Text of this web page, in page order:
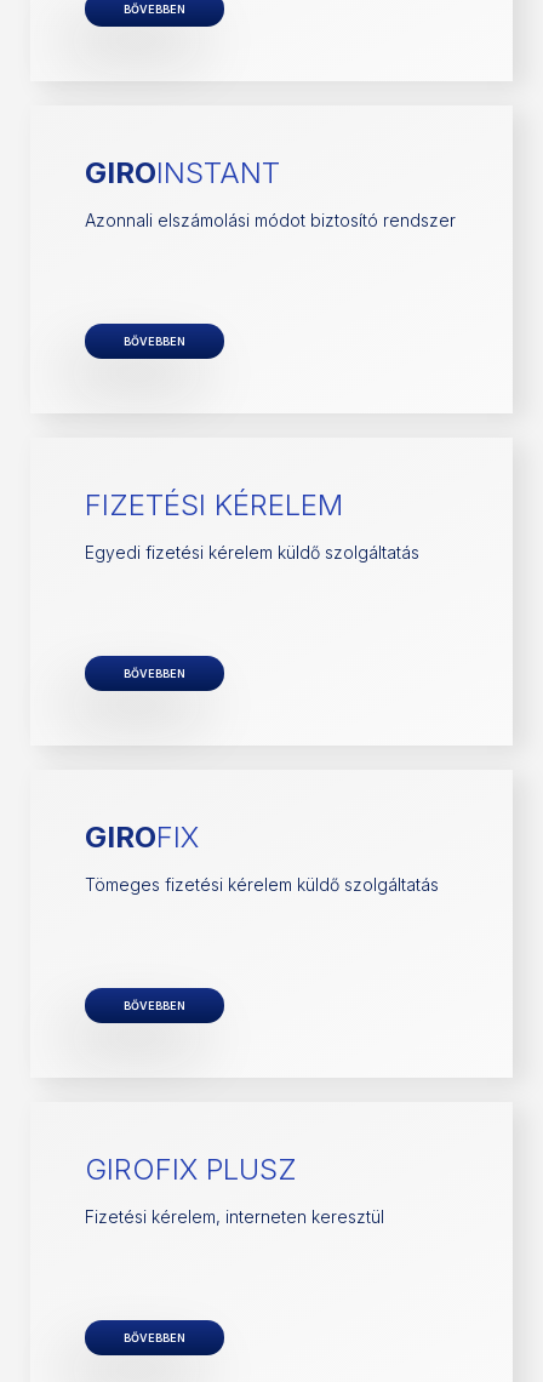
BŐVEBBEN
GIROINSTANT
Azonnali elszámolási módot biztosító rendszer
BŐVEBBEN
FIZETÉSI KÉRELEM
Egyedi fizetési kérelem küldő szolgáltatás
BŐVEBBEN
GIROFIX
Tömeges fizetési kérelem küldő szolgáltatás
BŐVEBBEN
GIROFIX PLUSZ
Fizetési kérelem, interneten keresztül
BŐVEBBEN